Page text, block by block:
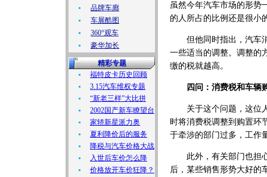
品牌车廊
车展酷图
360°观车
豪华加长
精彩专题
福特皮卡历史回顾
3.15汽车维权专题
“新老三样”大比拼
2002国产新车瞭望台
家轿新星派力奥
夏利降价后的服务
降税与汽车价格大战
入世后车价怎么降
价格放开车价狂降？
虽然今年汽车市场的形势
的人所占的比例还是很小
但他同时指出，汽车消
一些适当的调整。调整的
缴的税就越高。
四问：消费税和车辆
关于这个问题，这位人
时将消费税调整到购置环
于牵涉的部门过多，工作
此外，有关部门也担心
后，某些销售形势大好的